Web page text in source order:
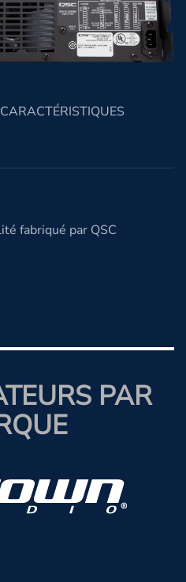
CARACTÉRISTIQUES
fabriqué par QSC
PAR